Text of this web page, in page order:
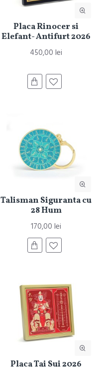
Placa Rinocer si
Elefant- Antifurt 2026
450,00 lei
Talisman Siguranta cu
28 Hum
170,00 lei
Placa Tai Sui 2026